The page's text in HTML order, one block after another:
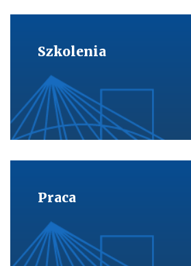
Kieruje
Szkolenia
Praca